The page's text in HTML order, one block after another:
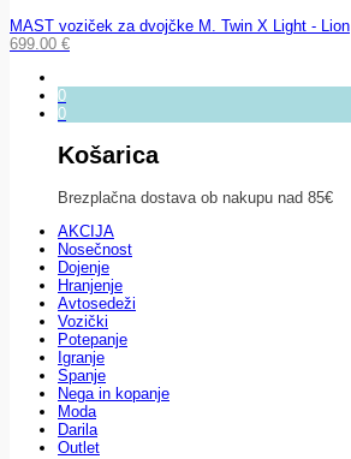
MAST voziček za dvojčke M. Twin X Light - Lion
699.00 €
0
0
Košarica
Brezplačna dostava ob nakupu nad 85€
AKCIJA
Nosečnost
Dojenje
Hranjenje
Avtosedeži
Vozički
Potepanje
Igranje
Spanje
Nega in kopanje
Moda
Darila
Outlet